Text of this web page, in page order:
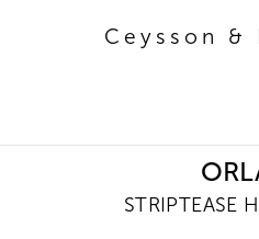
Ceysson &
STRIPTEASE